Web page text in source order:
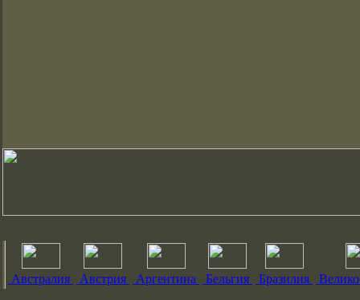
Австралия Австрия Аргентина Бельгия Бразилия